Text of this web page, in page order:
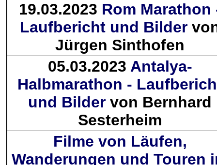
19.03.2023 Rom Marathon
Laufbericht und Bilder
Jürgen Sinthofen
05.03.2023 Antalya-
Halbmarathon -
und Bilder von Bernhard
Sesterheim
Filme von Läufen,
Wanderungen und Touren